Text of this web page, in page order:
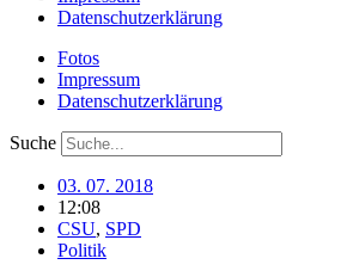
Datenschutzerklärung
Fotos
Impressum
Datenschutzerklärung
Suche
03. 07. 2018
12:08
CSU, SPD
Politik